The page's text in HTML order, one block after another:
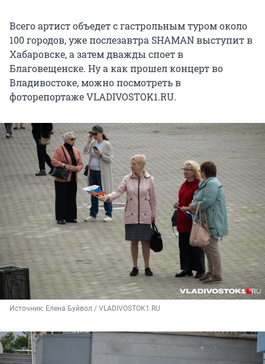
Всего артист объедет с гастрольным туром около
100 городов, уже послезавтра SHAMAN выступит в
Хабаровске, а затем дважды споет в
Благовещенске. Ну а как прошел концерт во
Владивостоке, можно посмотреть в
фоторепортаже VLADIVOSTOK1.RU.
Источник: Елена Буйвол / VLADIVOSTOK1.RU